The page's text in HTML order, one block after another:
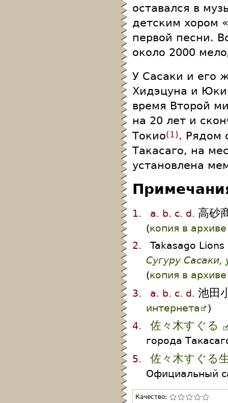
оставался в
детским хором
первой песни.
около 2000
У Сасаки и его
Хидэцуна и
время Второй
на 20 лет и
Токио 1 . Рядом
Такасаго, на
установлена
1. a. b. c. d. 高砂
(копия в
2.
Takasago
Сугуру Сасаки,
(копия в
3.
a. b. c. d. 池田
интернета
)
4.
佐々木すぐる
города
5.
佐々木すぐる
Официальный
Качество: